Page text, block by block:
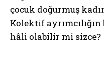
çocuk doğurmuş
Kolektif ayrımcılığın
hâli olabilir mi sizce?